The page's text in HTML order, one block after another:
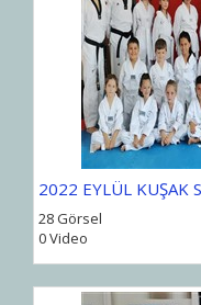
2022 EYLÜL KUŞAK
28 Görsel
0 Video